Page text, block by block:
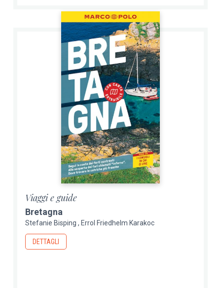
Viaggi e guide
Bretagna
Stefanie Bisping Errol Friedhelm Karakoc
DETTAGLI